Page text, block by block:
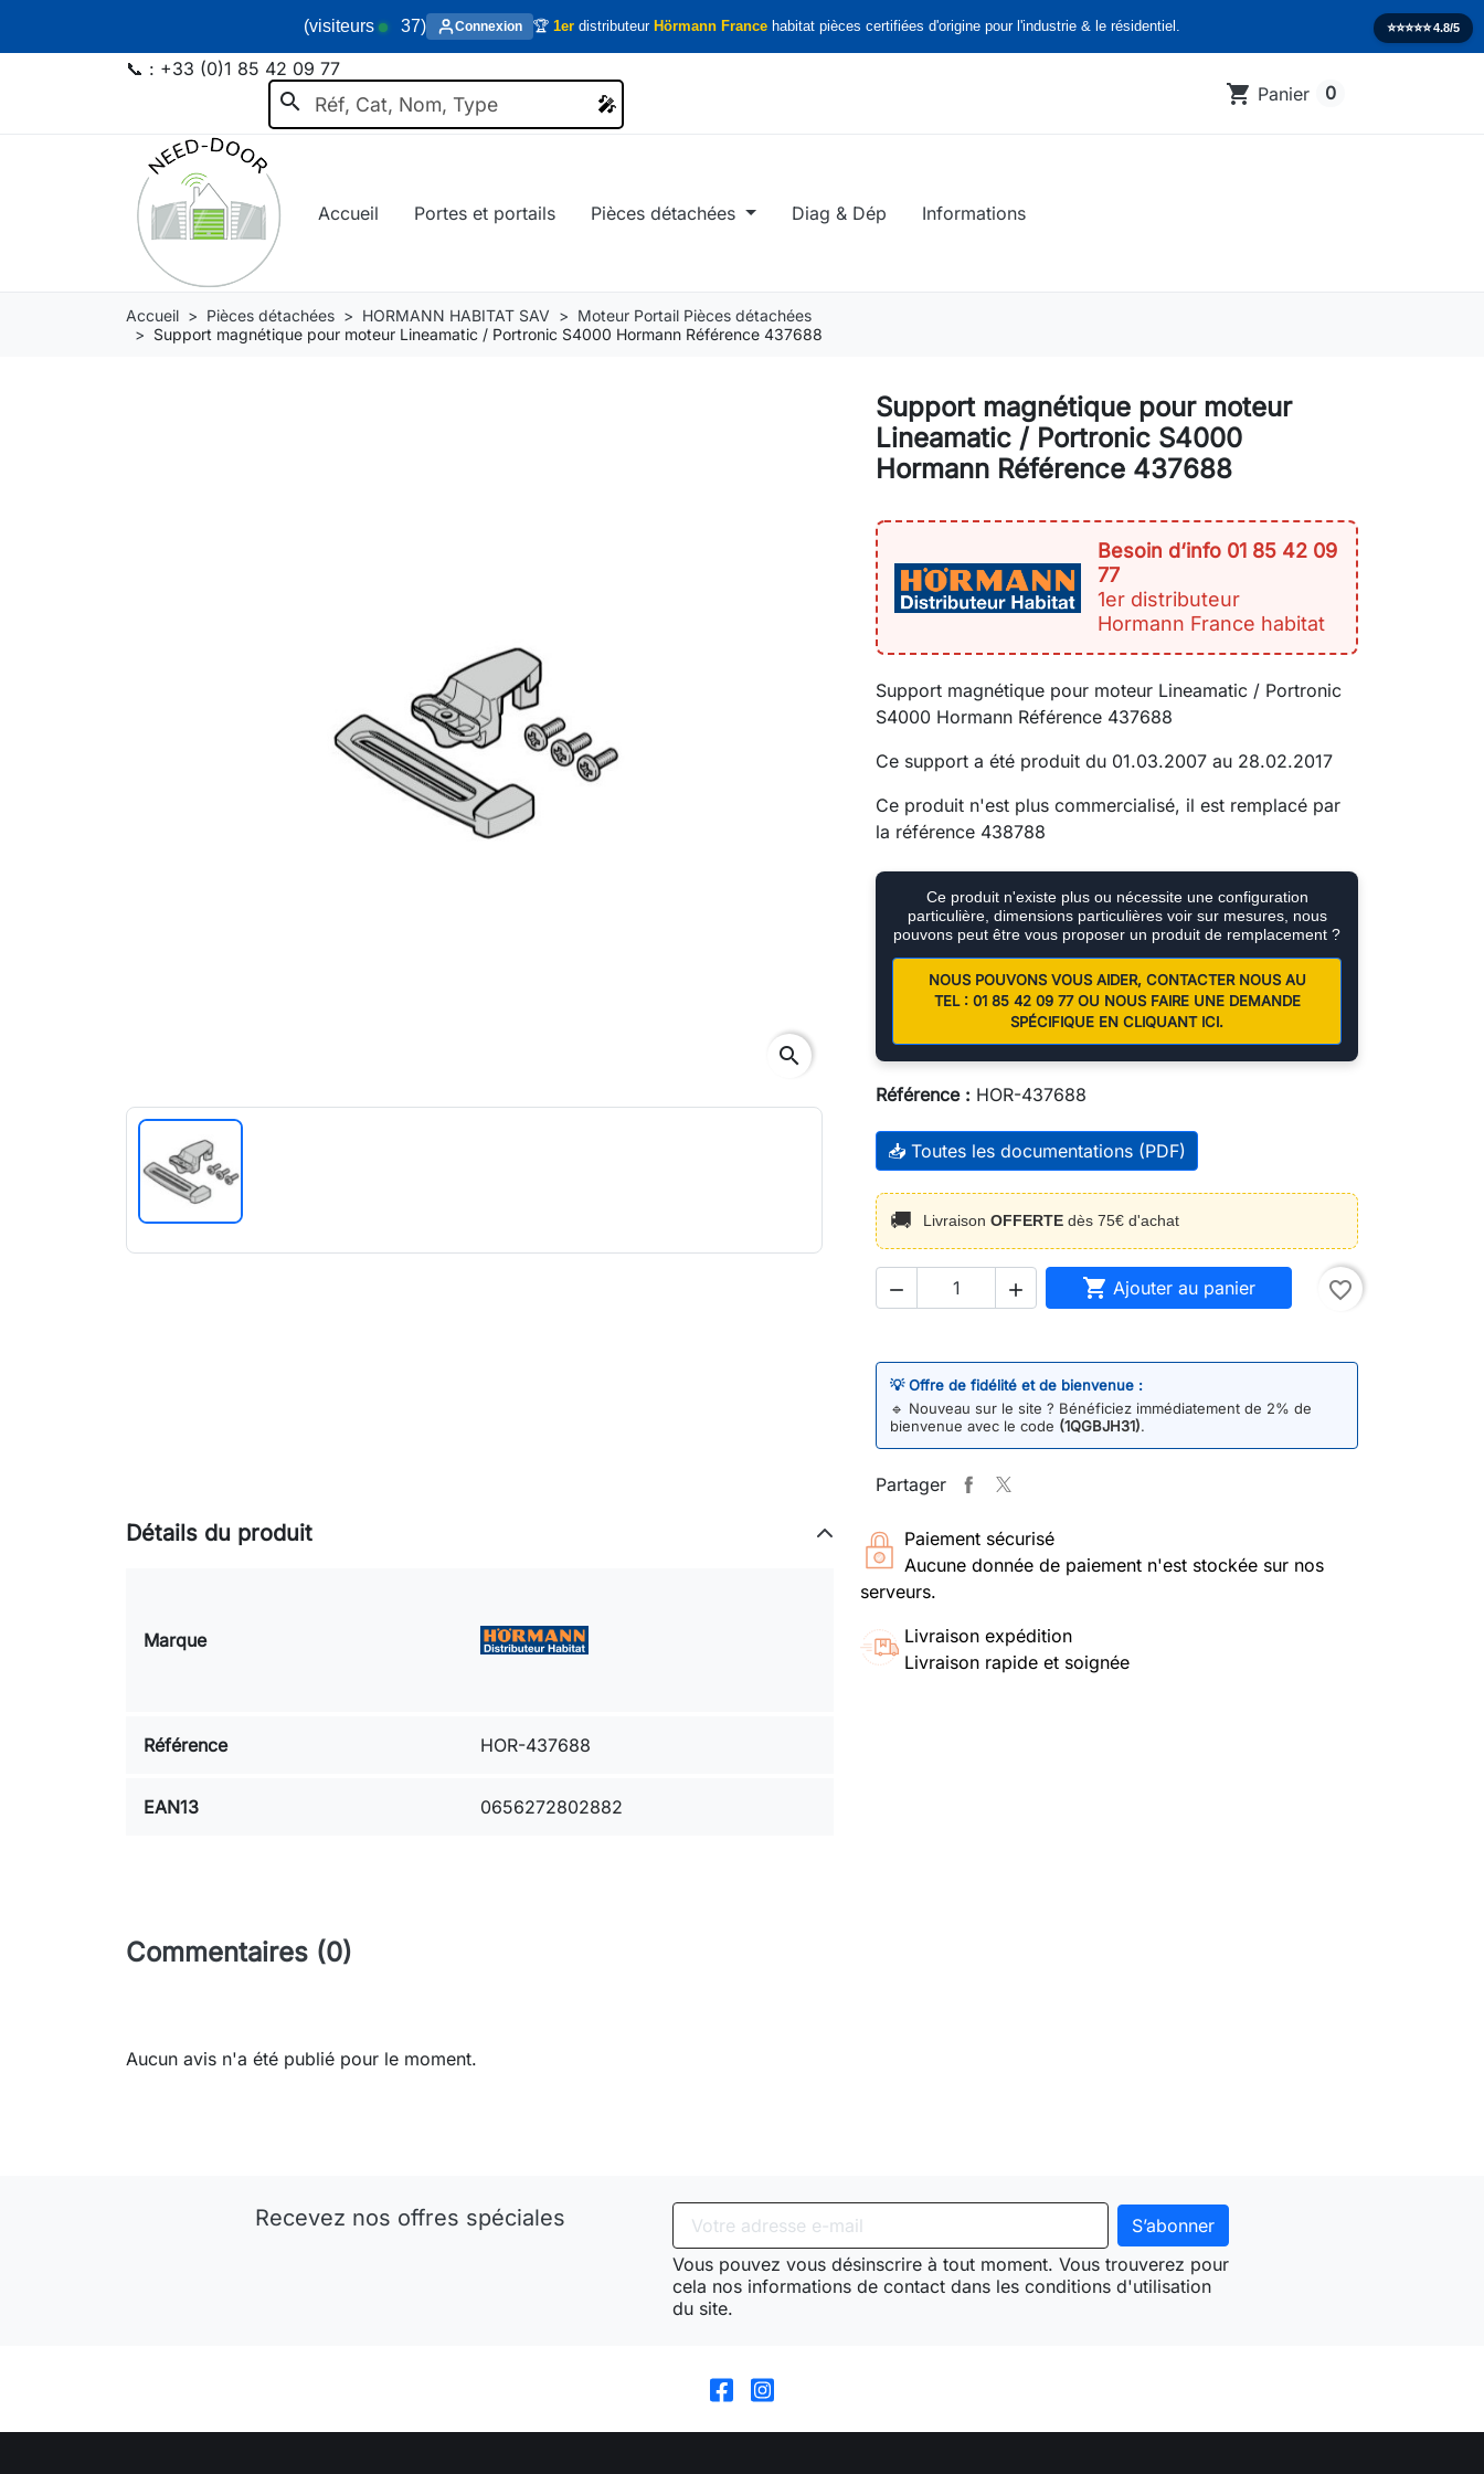
(visiteurs 37) Connexion 🏆 1er distributeur Hörmann France habitat pièces certifiées d'origine pour l'industrie & le résidentiel. ⭐️⭐️⭐️⭐️⭐️4.8/5
search 🎤
🎤
📞 : +33 (0)1 85 42 09 77
shopping_cart Panier 0
Accueil Portes et portails Pièces détachées Diag & Dép Informations
Accueil Pièces détachées HORMANN HABITAT SAV
Moteur Portail Pièces détachées
Support magnétique pour moteur Lineamatic / Portronic S4000 Hormann Référence 437688
search
Support magnétique pour moteur
Lineamatic / Portronic S4000
Hormann Référence 437688
Besoin d‘info 01 85 42 09
77
1er distributeur
Hormann France habitat
Support magnétique pour moteur Lineamatic / Portronic
S4000 Hormann Référence 437688
Ce support a été produit du 01.03.2007 au 28.02.2017
Ce produit n'est plus commercialisé, il est remplacé par
la référence 438788
Ce produit n'existe plus ou nécessite une configuration
particulière, dimensions particulières voir sur mesures, nous
pouvons peut être vous proposer un produit de remplacement ?
NOUS POUVONS VOUS AIDER, CONTACTER NOUS AU
TEL : 01 85 42 09 77 OU NOUS FAIRE UNE DEMANDE
SPÉCIFIQUE EN CLIQUANT ICI.
Référence : HOR-437688
📥 Toutes les documentations (PDF)
🚚 Livraison OFFERTE dès 75€ d'achat
   Ajouter au panier favorite_border
💡 Offre de fidélité et de bienvenue :
🔹 Nouveau sur le site ? Bénéficiez immédiatement de 2% de
bienvenue avec le code (1QGBJH31).
Partager
Paiement sécurisé
Aucune donnée de paiement n'est stockée sur nos
serveurs.
Livraison expédition
Livraison rapide et soignée
Détails du produit
Marque
Référence HOR-437688
EAN13 0656272802882
Commentaires (0)
Aucun avis n'a été publié pour le moment.
Recevez nos offres spéciales
Vous pouvez vous désinscrire à tout moment. Vous trouverez pour
cela nos informations de contact dans les conditions d'utilisation
du site.